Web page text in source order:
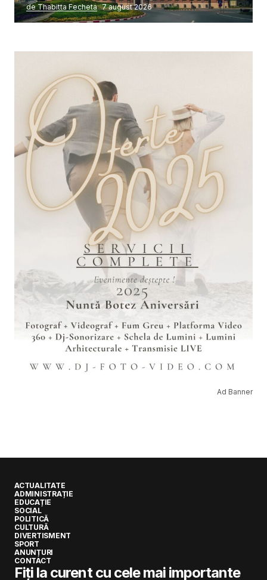
de Thabitta Fecheta 7 august 2026
Ad Banner
ACTUALITATE
ADMINISTRAȚIE
EDUCAȚIE
SOCIAL
POLITICĂ
CULTURĂ
DIVERTISMENT
SPORT
ANUNȚURI
CONTACT
Fiți la curent cu cele mai importante